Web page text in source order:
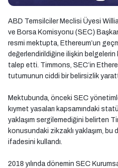
ABD Temsilciler Meclisi Üyesi
ve Borsa Komisyonu (SEC)
resmi mektupta, Ethereum’un
değerlendirildiğine ilişkin belgelerin
talep etti. Timmons, SEC’in
tutumunun ciddi bir belirsizlik
Mektubunda, önceki SEC
kıymet yasaları kapsamındaki
yaklaşım sergilemediğini belirten
konusundaki zikzaklı yaklaşım, bu
ifadesini kullandı.
2018 yılında dönemin SEC